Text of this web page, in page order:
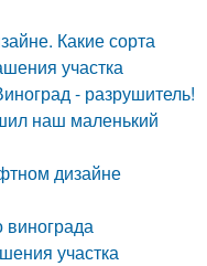
Какие сорта
участка
- разрушитель!
наш маленький
дизайне
винограда
участка